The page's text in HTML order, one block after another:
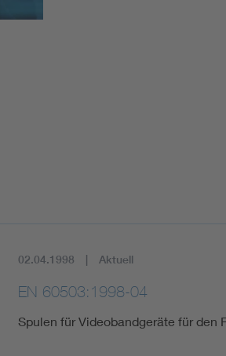
02.04.1998 Aktuell
EN 60503:1998-04
Spulen für Videobandgeräte für den